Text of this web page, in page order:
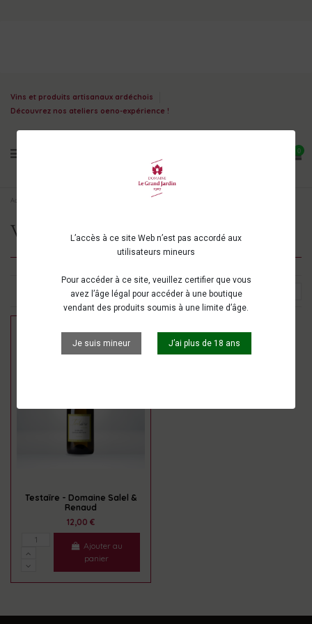
L’accès à ce site Web n’est pas accordé aux
utilisateurs mineurs
Pour accéder à ce site, veuillez certifier que vous
avez l’âge légal pour accéder à une boutique
vendant des produits soumis à une limite d’âge.
Je suis mineur J’ai plus de 18 ans
Vins et produits artisanaux ardéchois
Découvrez nos ateliers oeno-expérience !
0
Accueil
Vin de France
Choisir
Testaïre - Domaine Salel &
Renaud
12,00 €
Ajouter au
panier